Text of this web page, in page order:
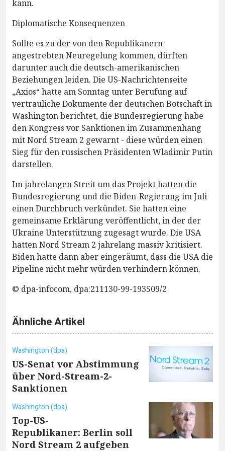
kann.
Diplomatische Konsequenzen
Sollte es zu der von den Republikanern
angestrebten Neuregelung kommen, dürften
darunter auch die deutsch-amerikanischen
Beziehungen leiden. Die US-Nachrichtenseite
„Axios“ hatte am Sonntag unter Berufung auf
vertrauliche Dokumente der deutschen Botschaft in
Washington berichtet, die Bundesregierung habe
den Kongress vor Sanktionen im Zusammenhang
mit Nord Stream 2 gewarnt - diese würden einen
Sieg für den russischen Präsidenten Wladimir Putin
darstellen.
Im jahrelangen Streit um das Projekt hatten die
Bundesregierung und die Biden-Regierung im Juli
einen Durchbruch verkündet. Sie hatten eine
gemeinsame Erklärung veröffentlicht, in der der
Ukraine Unterstützung zugesagt wurde. Die USA
hatten Nord Stream 2 jahrelang massiv kritisiert.
Biden hatte dann aber eingeräumt, dass die USA die
Pipeline nicht mehr würden verhindern können.
© dpa-infocom, dpa:211130-99-193509/2
Ähnliche Artikel
Washington (dpa)
US-Senat vor Abstimmung
über Nord-Stream-2-
Sanktionen
Washington (dpa)
Top-US-
Republikaner: Berlin soll
Nord Stream 2 aufgeben